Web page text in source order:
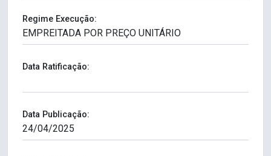
Regime Execução:
Data Ratificação:
Data Publicação: